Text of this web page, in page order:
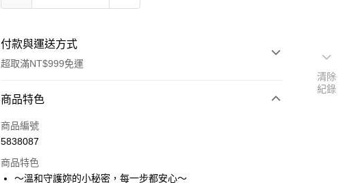
付款與運送方式
超取滿NT$999免運
付款方式
信用卡一次付款
LINE Pay
商品特色
商品編號
5838087
商品特色
～溫和守護妳的小秘密，每一步都安心～
清除
紀錄